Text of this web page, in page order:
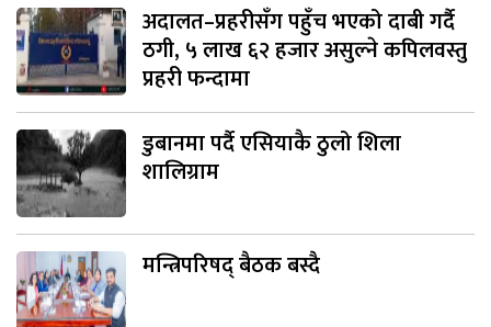
अदालत–प्रहरीसँग पहुँच भएको दाबी गर्दै
ठगी, ५ लाख ६२ हजार असुल्ने कपिलवस्तु
प्रहरी फन्दामा
डुबानमा पर्दै एसियाकै ठुलो शिला
शालिग्राम
मन्त्रिपरिषद् बैठक बस्दै